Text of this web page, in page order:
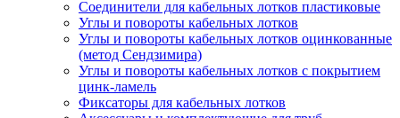
Соединители для кабельных лотков пластиковые
Углы и повороты кабельных лотков
Углы и повороты кабельных лотков оцинкованные
(метод Сендзимира)
Углы и повороты кабельных лотков с покрытием
цинк-ламель
Фиксаторы для кабельных лотков